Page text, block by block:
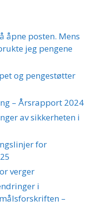
åpne posten. Mens
jeg pengene
og pengestøtter
– Årsrapport 2024
av sikkerheten i
for
verger
i
–